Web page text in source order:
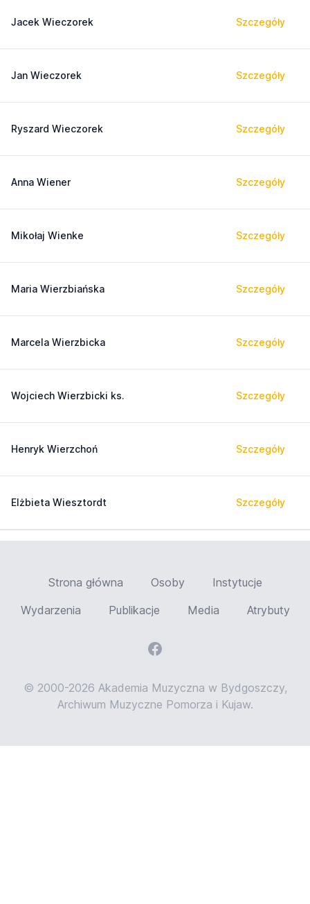
Jacek Wieczorek Szczegóły
Jan Wieczorek Szczegóły
Ryszard Wieczorek Szczegóły
Anna Wiener Szczegóły
Mikołaj Wienke Szczegóły
Maria Wierzbiańska Szczegóły
Marcela Wierzbicka Szczegóły
Wojciech Wierzbicki ks. Szczegóły
Henryk Wierzchoń Szczegóły
Elżbieta Wiesztordt Szczegóły
Strona główna Osoby
Instytucje
Wydarzenia
Publikacje Media Atrybuty
© 2000-2026 Akademia Muzyczna w Bydgoszczy,
Archiwum Muzyczne Pomorza i Kujaw.